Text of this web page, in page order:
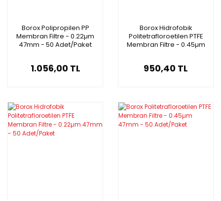
Borox Polipropilen PP
Membran Filtre - 0.22µm
47mm - 50 Adet/Paket
1.056,00 TL
Borox Hidrofobik
Politetrafloroetilen PTFE
Membran Filtre - 0.45µm
950,40 TL